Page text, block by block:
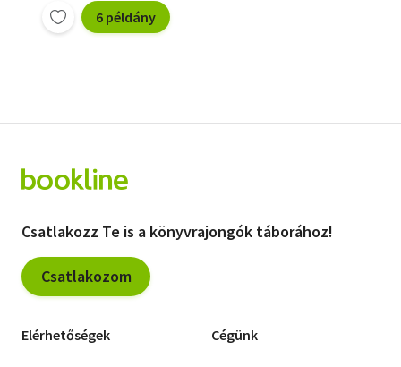
6 példány
Csatlakozz Te is a könyvrajongók táborához!
Csatlakozom
Elérhetőségek Cégünk